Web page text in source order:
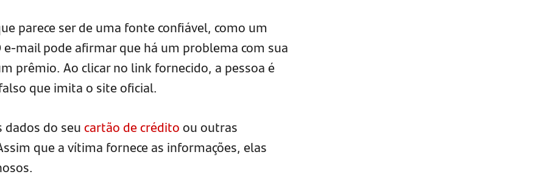
parece ser de uma fonte confiável, como um
mail pode afirmar que há um problema com sua
prêmio. Ao clicar no link fornecido, a pessoa é
que imita o site oficial.
dados do seucartão de créditoou outras
que a vítima fornece as informações, elas